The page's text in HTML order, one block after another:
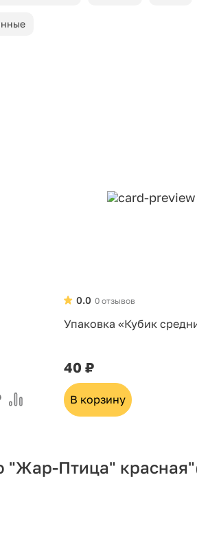
0 отзывов
0.0
Упаковка «Кубик
40 ₽
В корзину
"Жар-Птица" красная"